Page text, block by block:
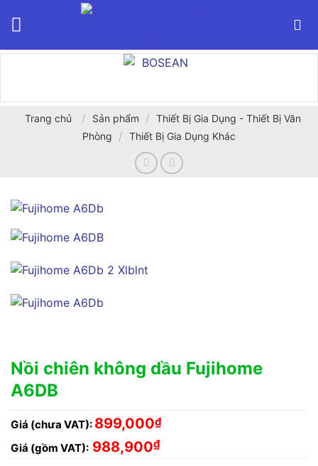
Trang chủ / Sản phẩm / Thiết Bị Gia Dụng - Thiết Bị Văn
Phòng
/ Thiết Bị Gia Dụng Khác
Nồi chiên không dầu Fujihome
A6DB
Giá (chưa VAT): 899,000₫
Giá (gồm VAT): 988,900₫